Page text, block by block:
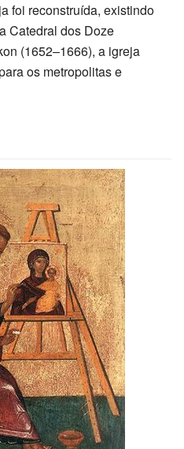
foi reconstruída, existindo
Catedral dos Doze
(1652–1666), a igreja
os metropolitas e